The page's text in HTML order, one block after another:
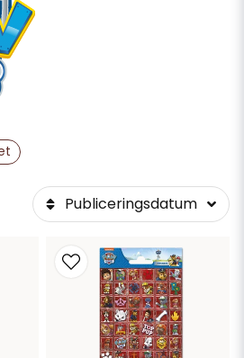
Publiceringsdatum